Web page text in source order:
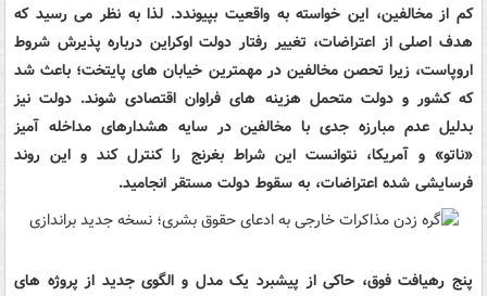
کم از مخالفین، این خواسته به واقعیت بپیوندد. لذا به نظر می رسید که
هدف اصلی از اعتراضات، تغییر رفتار دولت اوکراین درباره پذیرش شروط
اروپاست، زیرا تحصن مخالفین در مهمترین خیابان های پایتخت؛ باعث شد
که کشور و دولت متحمل هزینه های فراوان اقتصادی شوند. دولت نیز
بدلیل عدم مبارزه جدی با مخالفین در سایه هشدارهای مداخله آمیز
«ناتو» و آمریکا، نتوانست این شراط بغرنج را کنترل کند و این روند
فرسایشی شده اعتراضات، به سقوط دولت مستقر انجامید.
پنج رهیافت فوق، حاکی از پیشبرد یک مدل و الگوی جدید از پروژه های